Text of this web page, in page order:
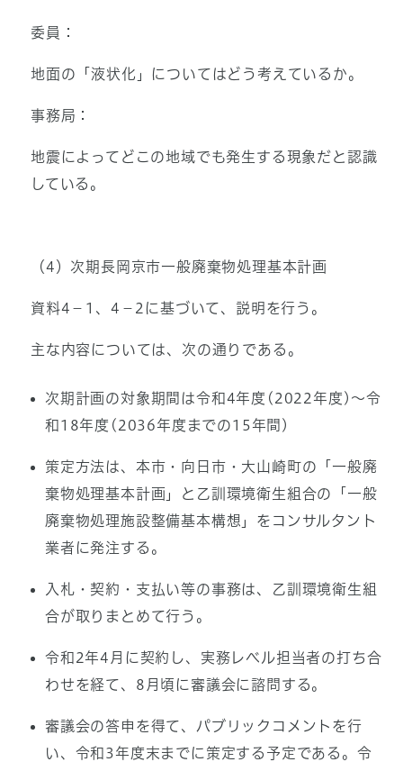
委員：
地面の「液状化」についてはどう考えているか。
事務局：
地震によってどこの地域でも発生する現象だと認識
している。
（4）次期長岡京市一般廃棄物処理基本計画
資料4－1、4－2に基づいて、説明を行う。
主な内容については、次の通りである。
次期計画の対象期間は令和4年度(2022年度)～令
和18年度(2036年度までの15年間)
策定方法は、本市・向日市・大山崎町の「一般廃
棄物処理基本計画」と乙訓環境衛生組合の「一般
廃棄物処理施設整備基本構想」をコンサルタント
業者に発注する。
入札・契約・支払い等の事務は、乙訓環境衛生組
合が取りまとめて行う。
令和2年4月に契約し、実務レベル担当者の打ち合
わせを経て、8月頃に審議会に諮問する。
審議会の答申を得て、パブリックコメントを行
い、令和3年度末までに策定する予定である。令